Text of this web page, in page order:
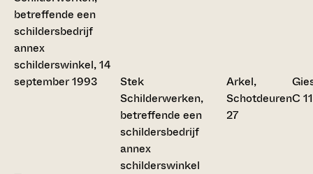
Stek
Schilderwerken,
betreffende een
schildersbedrijf
annex
schilderswinkel
Arkel,
Schotdeuren
27
C